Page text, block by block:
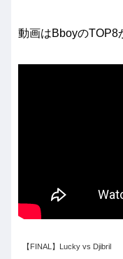
動画はBboyのTOP8
【FINAL】Lucky vs Djibril